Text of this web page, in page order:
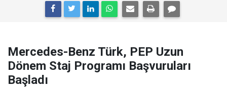
Mercedes-Benz Türk, PEP Uzun
Dönem Staj Programı Başvuruları
Başladı